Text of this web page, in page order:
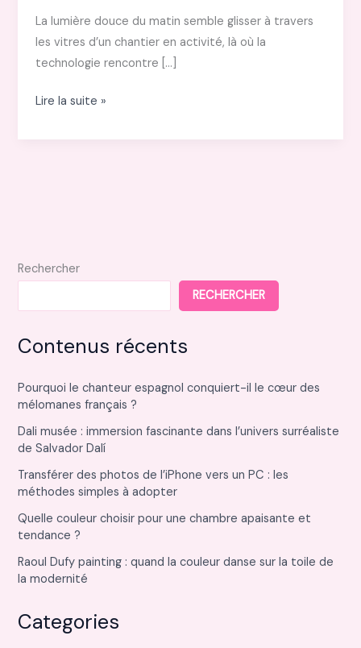
La lumière douce du matin semble glisser à travers
les vitres d’un chantier en activité, là où la
technologie rencontre […]
Comment
myextrabat
Lire la suite »
Rechercher
RECHERCHER
Contenus récents
Pourquoi le chanteur espagnol conquiert-il le cœur des
mélomanes français ?
Dali musée : immersion fascinante dans l’univers surréaliste
de Salvador Dalí
Transférer des photos de l’iPhone vers un PC : les
méthodes simples à adopter
Quelle couleur choisir pour une chambre apaisante et
tendance ?
Raoul Dufy painting : quand la couleur danse sur la toile de
la modernité
Categories